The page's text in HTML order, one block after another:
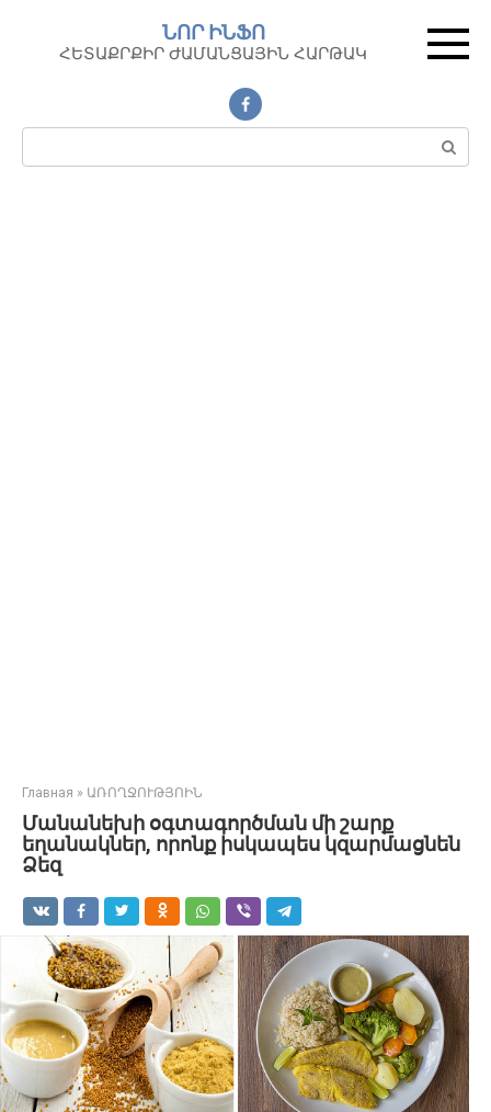
контенту
ՆՈՐ ԻՆՖՈ
ՀԵՏԱՔՐՔԻՐ ԺԱՄԱՆՑԱՅԻՆ ՀԱՐԹԱԿ
Поиск:
Главная » ԱՌՈՂՋՈՒԹՅՈԻՆ
Մանանեխի օգտագործման մի շարք
եղանակներ, որոնք իսկապես կզարմացնեն
Ձեզ